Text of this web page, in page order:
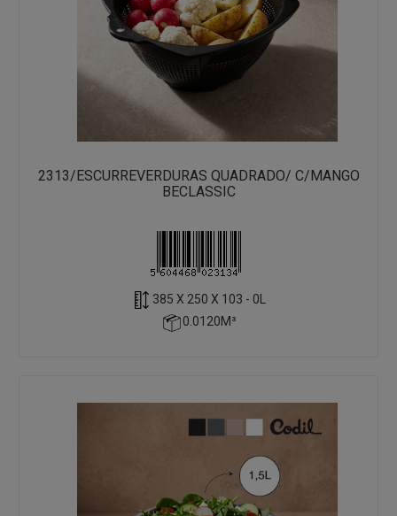
2313/ESCURREVERDURAS QUADRADO/ C/MANGO
BECLASSIC
385 X 250 X 103 - 0L
0.0120M³